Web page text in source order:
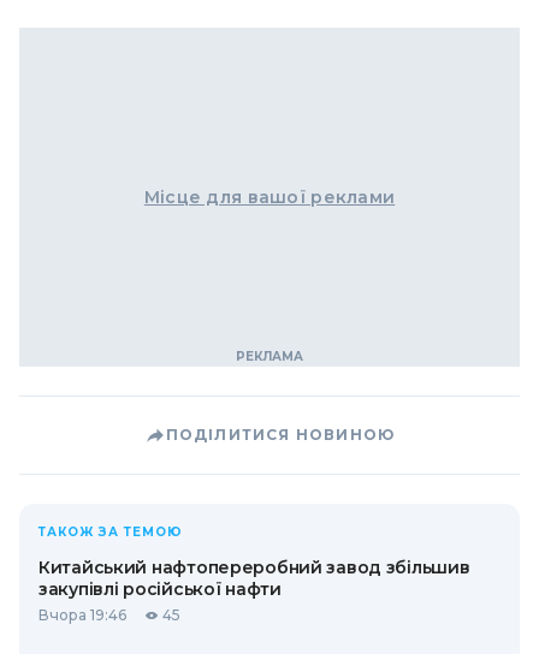
Місце для вашої реклами
ПОДІЛИТИСЯ НОВИНОЮ
ТАКОЖ ЗА ТЕМОЮ
Китайський нафтопереробний завод збільшив
закупівлі російської нафти
Вчора 19:46 45